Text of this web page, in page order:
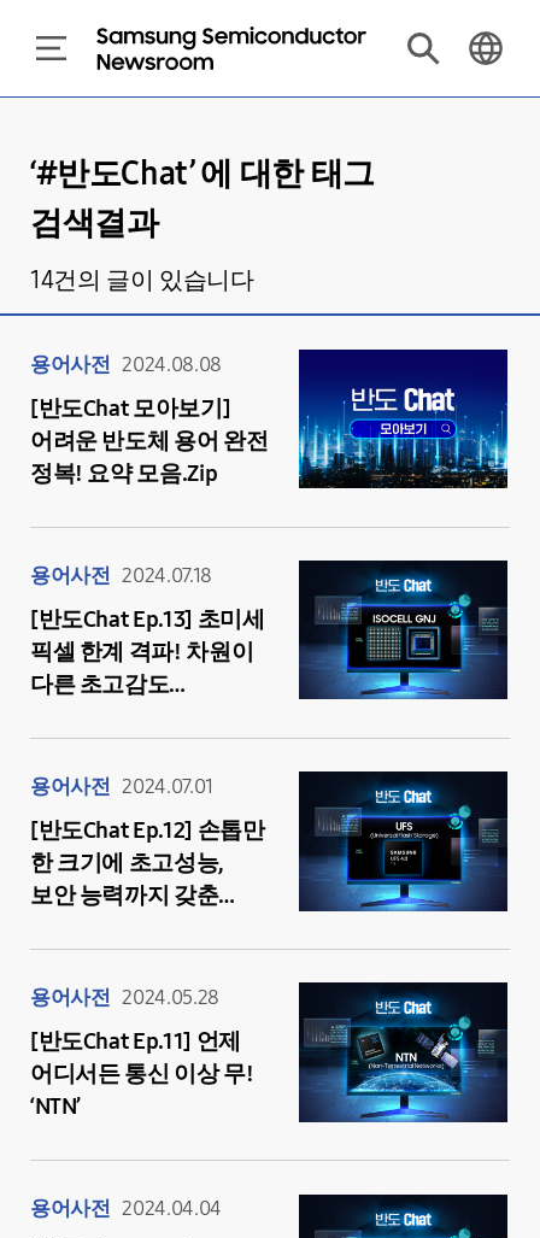
‘#반도Chat’ 에 대한 태그
검색결과
14건의 글이 있습니다
용어사전 2024.08.08
[반도Chat 모아보기]
어려운 반도체 용어 완전
정복! 요약 모음.Zip
용어사전 2024.07.18
[반도Chat Ep.13] 초미세
픽셀 한계 격파! 차원이
다른 초고감도
용어사전 2024.07.01
[반도Chat Ep.12] 손톱만
한 크기에 초고성능,
보안 능력까지 갖춘
용어사전 2024.05.28
[반도Chat Ep.11] 언제
어디서든 통신 이상 무!
‘NTN’
용어사전 2024.04.04